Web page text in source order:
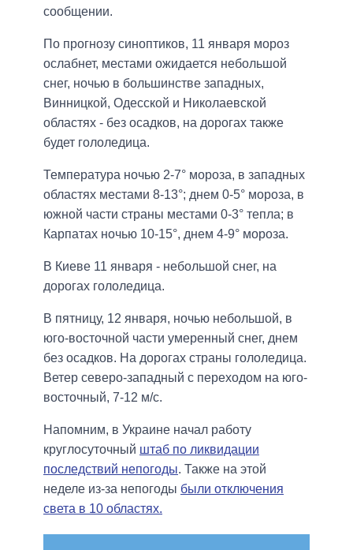
сообщении.
По прогнозу синоптиков, 11 января мороз
ослабнет, местами ожидается небольшой
снег, ночью в большинстве западных,
Винницкой, Одесской и Николаевской
областях - без осадков, на дорогах также
будет гололедица.
Температура ночью 2-7° мороза, в западных
областях местами 8-13°; днем 0-5° мороза, в
южной части страны местами 0-3° тепла; в
Карпатах ночью 10-15°, днем 4-9° мороза.
В Киеве 11 января - небольшой снег, на
дорогах гололедица.
В пятницу, 12 января, ночью небольшой, в
юго-восточной части умеренный снег, днем
без осадков. На дорогах страны гололедица.
Ветер северо-западный с переходом на юго-
восточный, 7-12 м/с.
Напомним, в Украине начал работу
круглосуточный штаб по ликвидации
последствий непогоды. Также на этой
неделе из-за непогоды были отключения
света в 10 областях.